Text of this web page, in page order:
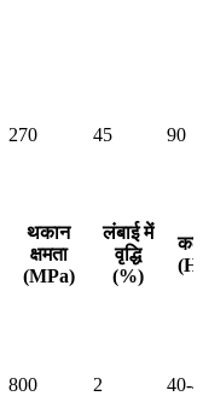
270 45 90
थकान
क्षमता
(MPa)
लंबाई में
वृद्धि
(%)
800 2 40-